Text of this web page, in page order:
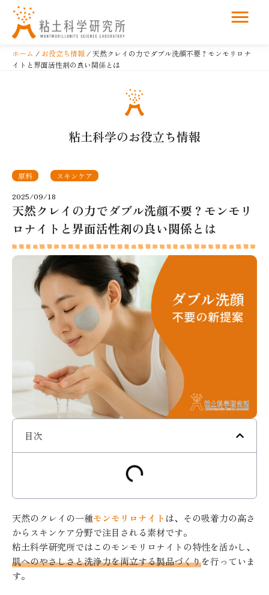
コ
テ
ホーム / お役立ち情報 / 天然クレイの力でダブル洗顔不要？モンモリロナ
イトと界面活性剤の良い関係とは
粘土科学のお役立ち情報
原料
スキンケア
2025/09/18
天然クレイの力でダブル洗顔不要？モンモリ
ロナイトと界面活性剤の良い関係とは
目次
天然のクレイの一種モンモリロナイト は、その吸着力の高さ
からスキンケア分野で注目される素材です。
粘土科学研究所ではこのモンモリロナイトの特性を活かし、
肌へのやさしさと洗浄力を両立する製品づくりを行っていま
す。